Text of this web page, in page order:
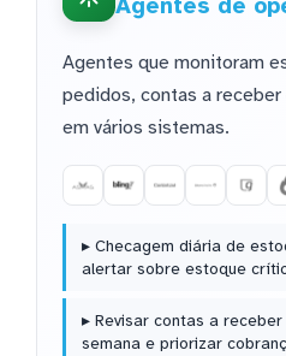
Agentes que monitoram
pedidos, contas a
em vários sistemas.
▸ Checagem diária de
alertar sobre estoque
▸ Revisar contas a
semana e priorizar